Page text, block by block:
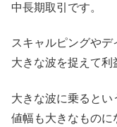
中長期取引です。
スキャルピングやデ
大きな波を捉えて利
大きな波に乗るとい
値幅も大きなものに